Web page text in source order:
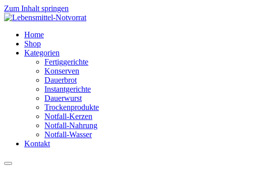
Zum Inhalt springen
Home
Shop
Kategorien
Fertiggerichte
Konserven
Dauerbrot
Instantgerichte
Dauerwurst
Trockenprodukte
Notfall-Kerzen
Notfall-Nahrung
Notfall-Wasser
Kontakt